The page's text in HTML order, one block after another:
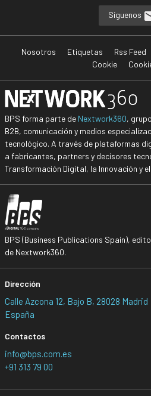
Síguenos
Nosotros Etiquetas Rss Feed
Cookie
BPS forma parte de Nextwork360,
B2B, comunicación y medios
tecnológico. A través de plataformas
a fabricantes, partners y decisores
Transformación Digital, la Innovación y
BPS (Business Publications Spain),
de Nextwork360.
Dirección
Calle Azcona 12, Bajo B, 28028 Madrid
España
Contactos
info@bps.com.es
+91 313 79 00